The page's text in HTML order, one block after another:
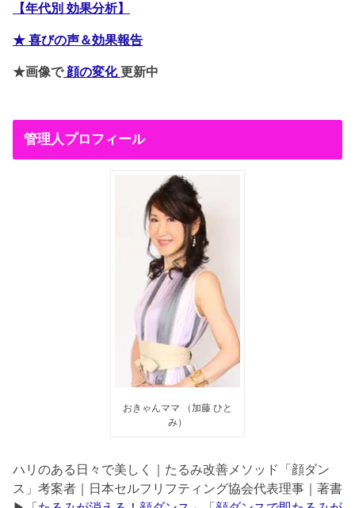
【年代別 効果分析】
★ 喜びの声＆効果報告
★画像で顔の変化更新中
管理人プロフィール
おきゃんママ （加藤 ひと
み）
ハリのある日々で美しく｜たるみ改善メソッド「顔ダン
ス」考案者｜日本セルフリフティング協会代表理事｜著書